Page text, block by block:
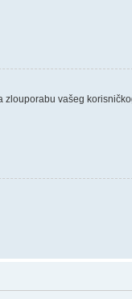
zlouporabu vašeg